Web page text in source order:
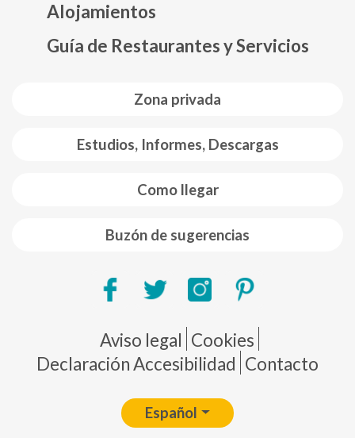
Zona privada
Estudios, Informes, Descargas
Como llegar
Buzón de sugerencias
Alojamientos
Guía de Restaurantes y Servicios
Pie de página
Aviso legal Cookies
Declaración Accesibilidad Contacto
Español